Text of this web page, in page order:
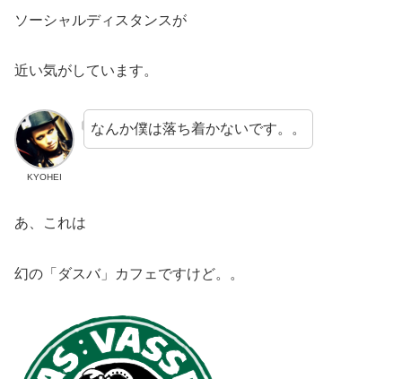
ソーシャルディスタンスが
近い気がしています。
KYOHEI
なんか僕は落ち着かないです。。
あ、これは
幻の「ダスバ」カフェですけど。。